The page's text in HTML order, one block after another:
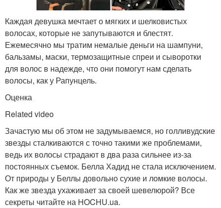
Каждая девушка мечтает о мягких и шелковистых
волосах, которые не запутываются и блестят.
Ежемесячно мы тратим немалые деньги на шампуни,
бальзамы, маски, термозащитные спреи и сыворотки
для волос в надежде, что они помогут нам сделать
волосы, как у Рапунцель.
Оценка
Related video
Зачастую мы об этом не задумываемся, но голливудские
звезды сталкиваются с точно такими же проблемами,
ведь их волосы страдают в два раза сильнее из-за
постоянных съемок. Белла Хадид не стала исключением.
От природы у Беллы довольно сухие и ломкие волосы.
Как же звезда ухаживает за своей шевелюрой? Все
секреты читайте на HOCHU.ua.